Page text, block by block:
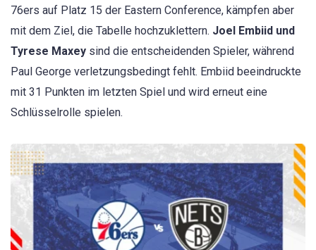
76ers auf Platz 15 der Eastern Conference, kämpfen aber
mit dem Ziel, die Tabelle hochzuklettern. Joel Embiid und
Tyrese Maxey sind die entscheidenden Spieler, während
Paul George verletzungsbedingt fehlt. Embiid beeindruckte
mit 31 Punkten im letzten Spiel und wird erneut eine
Schlüsselrolle spielen.